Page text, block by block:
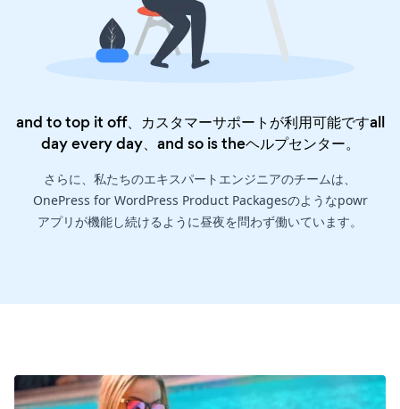
and to top it off、カスタマーサポートが利用可能ですall
day every day、and so is theヘルプセンター。
さらに、私たちのエキスパートエンジニアのチームは、
OnePress for WordPress Product Packagesのようなpowr
アプリが機能し続けるように昼夜を問わず働いています。